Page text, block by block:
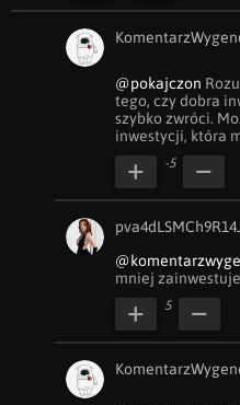
@pokajczon
tego, czy dobra
szybko zwróci.
inwestycji, która
-5
mniej
5